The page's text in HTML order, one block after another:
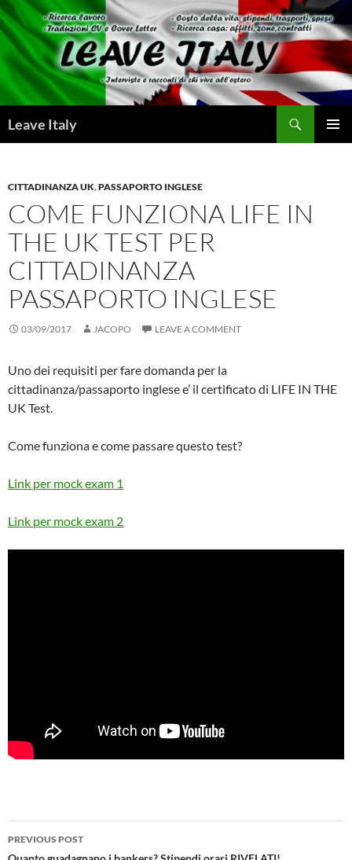
Skip
to
content
Leave Italy
CITTADINANZA UK,PASSAPORTO INGLESE
COME FUNZIONA LIFE IN
THE UK TEST PER
CITTADINANZA
PASSAPORTO INGLESE
03/09/2017 JACOPO LEAVE A COMMENT
Uno dei requisiti per fare domanda per la
cittadinanza/passaporto inglese e’ il certificato di LIFE IN THE
UK Test.
Come funziona e come passare questo test?
Link per mock exam 1
Link per mock exam 2
Post
PREVIOUS POST